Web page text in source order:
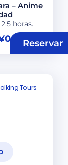
– Anime
horas.
0 Reservar
Tours